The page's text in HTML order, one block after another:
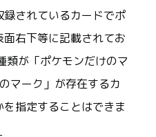
されているカードでポ
右下等に記載されてお
類が「ポケモンだけのマ
マーク」が存在するカ
指定することはできま